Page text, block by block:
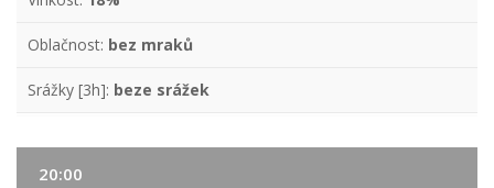
Oblačnost: bez mraků
Srážky [3h]: beze srážek
20:00